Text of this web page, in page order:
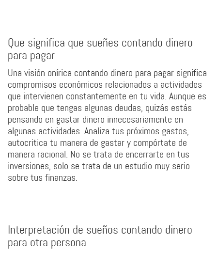
Que significa que sueñes contando dinero
para pagar
Una visión onírica contando dinero para pagar significa
compromisos económicos relacionados a actividades
que intervienen constantemente en tu vida. Aunque es
probable que tengas algunas deudas, quizás estás
pensando en gastar dinero innecesariamente en
algunas actividades. Analiza tus próximos gastos,
autocritica tu manera de gastar y compórtate de
manera racional. No se trata de encerrarte en tus
inversiones, solo se trata de un estudio muy serio
sobre tus finanzas.
Interpretación de sueños contando dinero
para otra persona